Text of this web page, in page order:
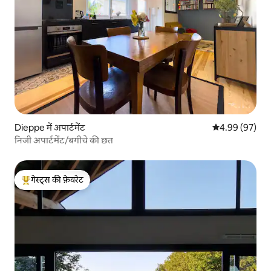
Dieppe में अपार्टमेंट औसत रेटिंग 5 में
4.99 (97)
निजी अपार्टमेंट/बगीचे की छत
गेस्ट्स का टॉप फ़ेवरेट
गेस्ट्स की फ़ेवरेट